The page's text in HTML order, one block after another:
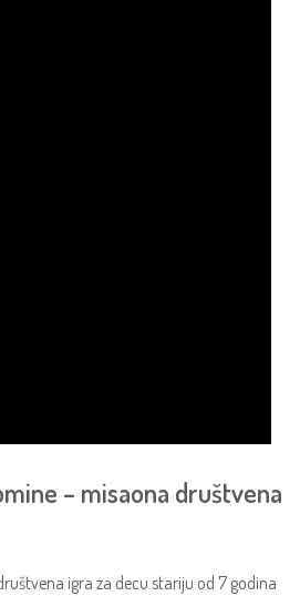
– misaona društvena
igra za decu stariju od 7 godina